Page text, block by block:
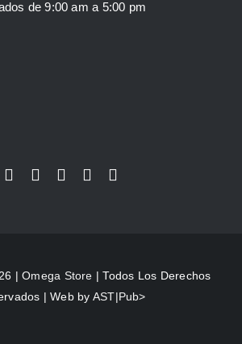
de 9:00 am a 5:00 pm
|Omega Store | Todos Los Derechos
| Web by AST|Pub>